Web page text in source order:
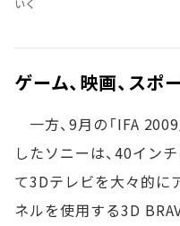
いく
ゲーム、映画、ス
一方、9月の「IFA
したソニーは、40イン
て3Dテレビを大々的に
ネルを使用する3D